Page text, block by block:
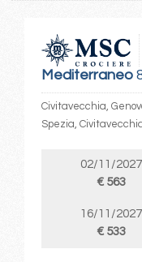
Mediterraneo
Civitavecchia,
Spezia,
02/11/2027
€ 563
16/11/2027
€ 533